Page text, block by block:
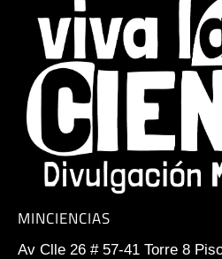
MINCIENCIAS
Av Clle 26 # 57-41 Torre 8